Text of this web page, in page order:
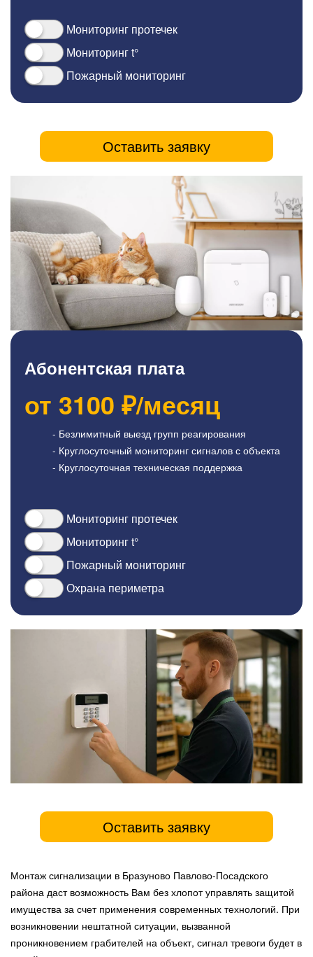
Мониторинг протечек
Мониторинг t°
Пожарный мониторинг
Оставить заявку
Абонентская плата
от 3100 ₽/месяц
- Безлимитный выезд групп реагирования
- Круглосуточный мониторинг сигналов с объекта
- Круглосуточная техническая поддержка
Мониторинг протечек
Мониторинг t°
Пожарный мониторинг
Охрана периметра
Оставить заявку
Монтаж сигнализации в Бразуново Павлово-Посадского
района даст возможность Вам без хлопот управлять защитой
имущества за счет применения современных технологий. При
возникновении нештатной ситуации, вызванной
проникновением грабителей на объект, сигнал тревоги будет в